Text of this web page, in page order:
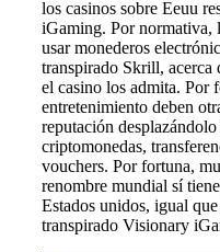
los casinos sobre Eeuu
iGaming. Por normativa,
usar monederos
transpirado Skrill, acerca
el casino los admita. Por
entretenimiento deben
reputación
criptomonedas,
vouchers. Por fortuna,
renombre mundial sí
Estados unidos, igual
transpirado Visionary